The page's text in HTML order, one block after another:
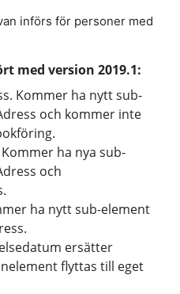
införs för personer med
med version 2019.1:
Kommer ha nytt sub-
och kommer inte
ha nya sub-
och
ha nytt sub-element
ersätter
flyttas till eget